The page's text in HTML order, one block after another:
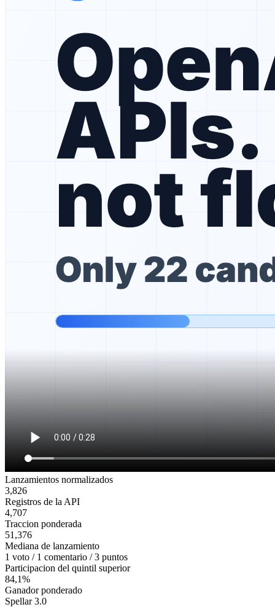
Lanzamientos normalizados
3,826
Registros de la API
4,707
Traccion ponderada
51,376
Mediana de lanzamiento
1 voto / 1 comentario / 3 puntos
Participacion del quintil superior
84,1%
Ganador ponderado
Spellar 3.0